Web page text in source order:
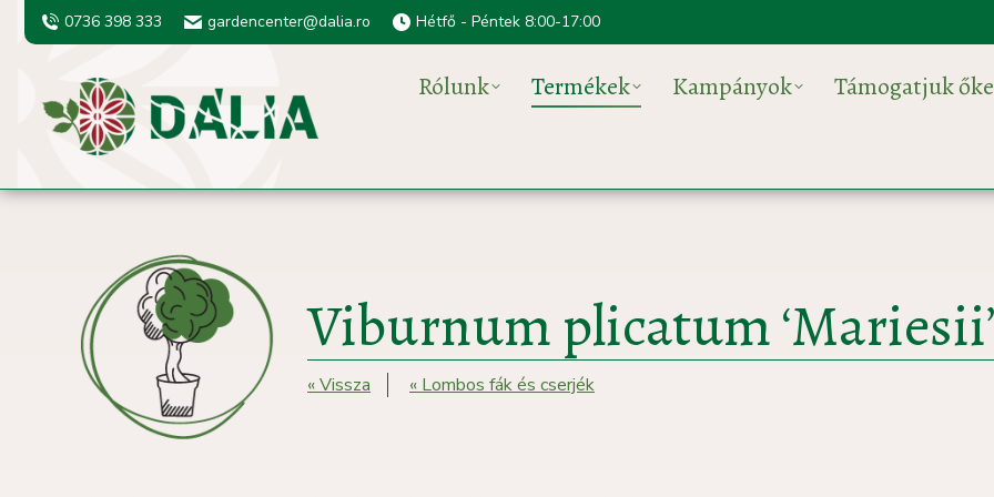
0736 398 333 gardencenter@dalia.ro Hétfő - Péntek 8:00-17:00
Rólunk Termékek Kampányok Támogatjuk
Viburnum plicatum ‘Mariesii’
« Vissza « Lombos fák és cserjék